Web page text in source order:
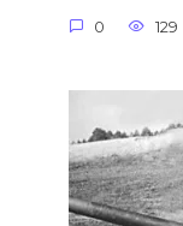
0 129